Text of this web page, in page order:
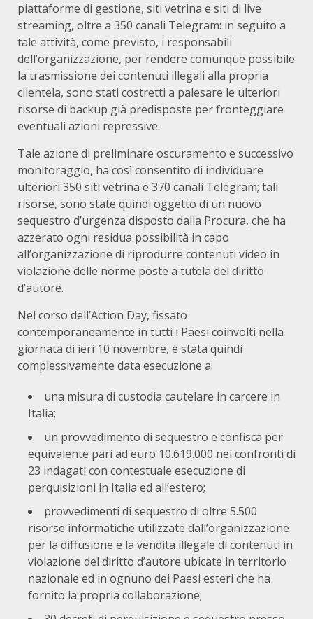
piattaforme di gestione, siti vetrina e siti di live
streaming, oltre a 350 canali Telegram: in seguito a
tale attività, come previsto, i responsabili
dell’organizzazione, per rendere comunque possibile
la trasmissione dei contenuti illegali alla propria
clientela, sono stati costretti a palesare le ulteriori
risorse di backup già predisposte per fronteggiare
eventuali azioni repressive.
Tale azione di preliminare oscuramento e successivo
monitoraggio, ha così consentito di individuare
ulteriori 350 siti vetrina e 370 canali Telegram; tali
risorse, sono state quindi oggetto di un nuovo
sequestro d’urgenza disposto dalla Procura, che ha
azzerato ogni residua possibilità in capo
all’organizzazione di riprodurre contenuti video in
violazione delle norme poste a tutela del diritto
d’autore.
Nel corso dell’Action Day, fissato
contemporaneamente in tutti i Paesi coinvolti nella
giornata di ieri 10 novembre, è stata quindi
complessivamente data esecuzione a:
una misura di custodia cautelare in carcere in
Italia;
un provvedimento di sequestro e confisca per
equivalente pari ad euro 10.619.000 nei confronti di
23 indagati con contestuale esecuzione di
perquisizioni in Italia ed all’estero;
provvedimenti di sequestro di oltre 5.500
risorse informatiche utilizzate dall’organizzazione
per la diffusione e la vendita illegale di contenuti in
violazione del diritto d’autore ubicate in territorio
nazionale ed in ognuno dei Paesi esteri che ha
fornito la propria collaborazione;